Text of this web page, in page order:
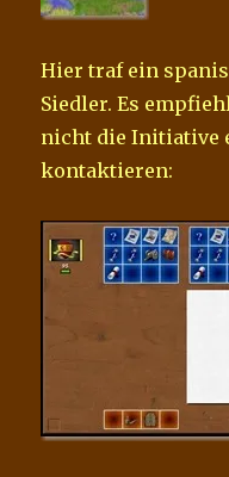
Hier traf ein
Siedler. Es
nicht die Initiative
kontaktieren: